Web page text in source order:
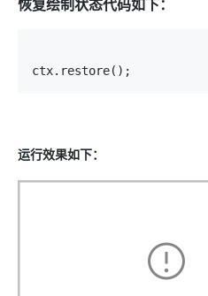
恢复绘制状态代码如下：
ctx.restore();
运行效果如下：